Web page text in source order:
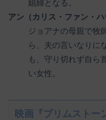
娼婦となる。
アン（カリス・ファン・ハ
ジョアナの母親で牧
ら、夫の言いなりに
も、守り切れず自ら
い女性。
映画『ブリムストー